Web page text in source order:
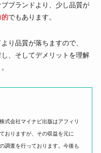
ブランドより、少し品質が
的でもあります。
り品質が落ちますので、
、そしてデメリットを理解
式会社マイナビ出版はアフィリ
おりますが、その収益を元に
調査を行っております。今後も